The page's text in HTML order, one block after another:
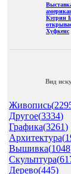
Кэтрин
Хуфкенс
Вид
Живопись(
Другое(3334)
Графика(3261)
Архитектура(
Вышивка(1048
Скульптура(
Дерево(445)